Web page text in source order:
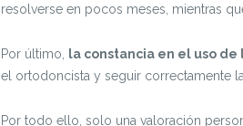
resolverse en pocos meses, mientras
Por último, la constancia en el uso
el ortodoncista y seguir correctamente
Por todo ello, solo una valoración